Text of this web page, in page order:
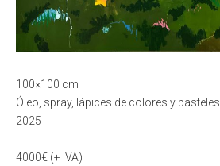
100×100 cm
Óleo, spray, lápices de colores y
2025
4000€ (+ IVA)